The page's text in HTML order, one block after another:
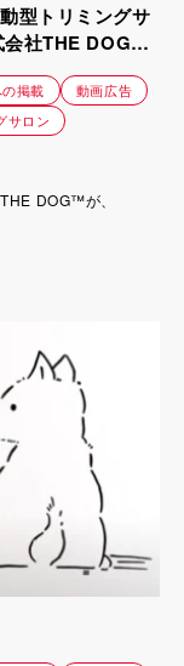
型トリミングサ
社THE DOG
掲載
動画広告
サロン
DOG™が、